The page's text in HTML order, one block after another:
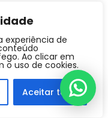
experiência de
Ao clicar em
o uso de cookies.
Aceitar tudo